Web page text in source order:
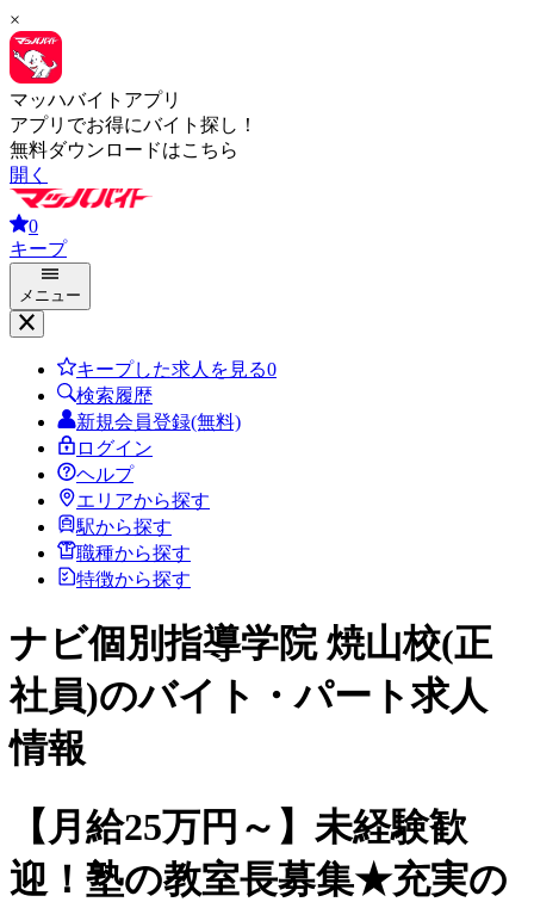
×
マッハバイトアプリ
アプリでお得にバイト探し！
無料ダウンロードはこちら
開く
0
キープ
メニュー
キープした求人を見る0
検索履歴
新規会員登録(無料)
ログイン
ヘルプ
エリアから探す
駅から探す
職種から探す
特徴から探す
ナビ個別指導学院 焼山校(正
社員)のバイト・パート求人
情報
【月給25万円～】未経験歓
迎！塾の教室長募集★充実の